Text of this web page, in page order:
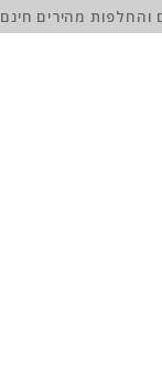
והחלפות מהירים חינם